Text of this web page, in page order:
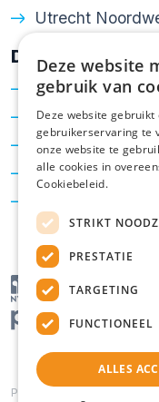
Utrecht
Diensten
Verkoop
Aankoop
Taxatie
Hypotheken
Powered by
Deze website
gebruik van
Deze website gebruikt
gebruikerservaring te
onze website te
alle cookies in
Cookiebeleid.
STRIKT
PRESTATIE
TARGETING
FUNCTIONEEL
ALLES